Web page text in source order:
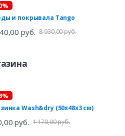
и покрывала Tango
руб. 8 930,00 руб.
Wash&dry (50х48х3 см)
руб. 1 170,00 руб.